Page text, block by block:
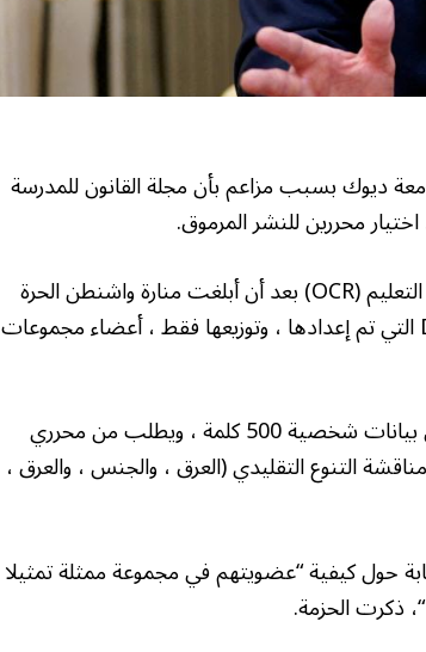
ديوك بسبب مزاعم بأن مجلة القانون للمدرسة
محررين للنشر المرموق.
بدأ التحقيق من قبل مكتب الحقوق المدنية التابعة لوزارة التعليم (OCR) بعد أن أبلغت منارة واشنطن الحرة
الشهر الماضي عن حزمة يزعم مجلة Duke Law Journal التي تم إعدادها ، وتوزيعها فقط ، أعضاء مجموعات
أوضحت الحزمة التقييم الذي سيتم استخدامه للحكم على بيانات شخصية 500 كلمة ، ويطلب من محرري
التنوع التقليدي (العرق ، والجنس ، والعرق ،
على ما يصل إلى 10 نقاط للكتابة حول كيفية “عضويتهم في مجموعة ممثلة تمثيلا
ذكرت الحزمة.